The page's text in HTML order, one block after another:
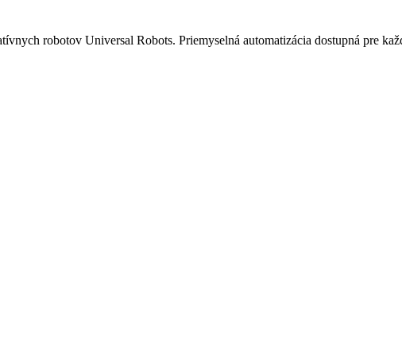
robotov Universal Robots. Priemyselná automatizácia dostupná pre